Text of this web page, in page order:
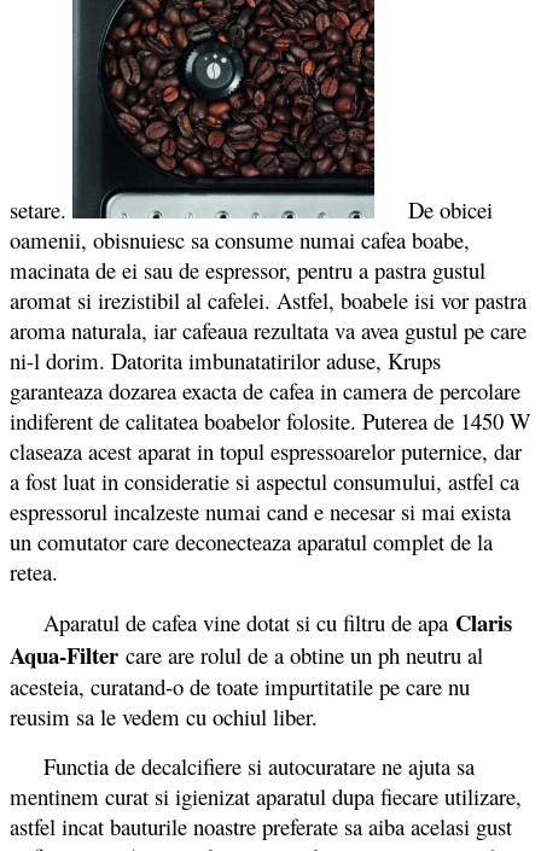
setare.
De obicei
oamenii, obisnuiesc sa consume numai cafea boabe,
macinata de ei sau de espressor, pentru a pastra gustul
aromat si irezistibil al cafelei. Astfel, boabele isi vor pastra
aroma naturala, iar cafeaua rezultata va avea gustul pe care
ni-l dorim. Datorita imbunatatirilor aduse, Krups
garanteaza dozarea exacta de cafea in camera de percolare
indiferent de calitatea boabelor folosite. Puterea de 1450 W
claseaza acest aparat in topul espressoarelor puternice, dar
a fost luat in consideratie si aspectul consumului, astfel ca
espressorul incalzeste numai cand e necesar si mai exista
un comutator care deconecteaza aparatul complet de la
retea.
Aparatul de cafea vine dotat si cu filtru de apa Claris
Aqua-Filter care are rolul de a obtine un ph neutru al
acesteia, curatand-o de toate impurtitatile pe care nu
reusim sa le vedem cu ochiul liber.
Functia de decalcifiere si autocuratare ne ajuta sa
mentinem curat si igienizat aparatul dupa fiecare utilizare,
astfel incat bauturile noastre preferate sa aiba acelasi gust